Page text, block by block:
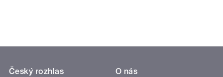
Český rozhlas
O nás